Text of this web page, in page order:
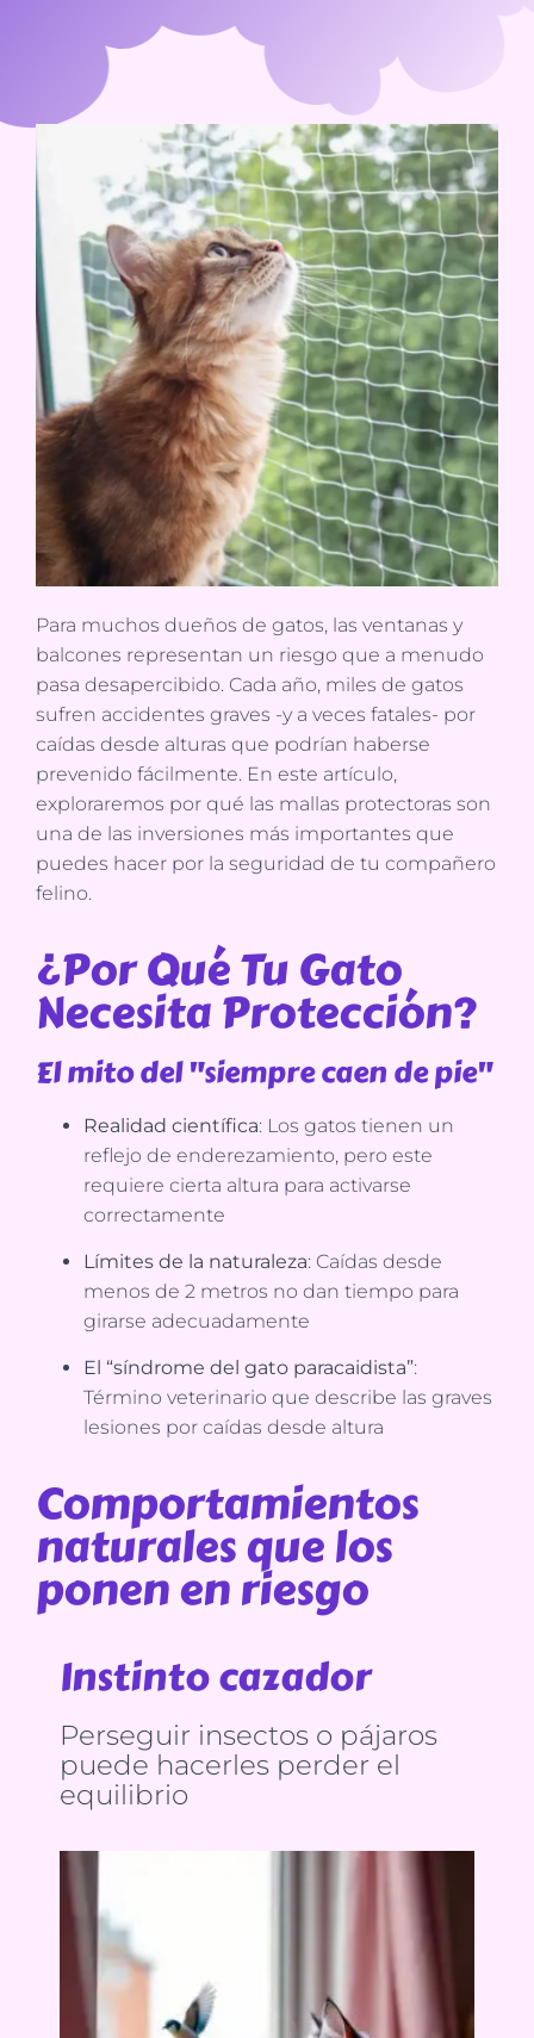
Para muchos dueños de gatos, las ventanas y
balcones representan un riesgo que a menudo
pasa desapercibido. Cada año, miles de gatos
sufren accidentes graves -y a veces fatales- por
caídas desde alturas que podrían haberse
prevenido fácilmente. En este artículo,
exploraremos por qué las mallas protectoras son
una de las inversiones más importantes que
puedes hacer por la seguridad de tu compañero
felino.
¿Por Qué Tu Gato
Necesita Protección?
El mito del "siempre caen de pie"
Realidad científica: Los gatos tienen un
reflejo de enderezamiento, pero este
requiere cierta altura para activarse
correctamente
Límites de la naturaleza: Caídas desde
menos de 2 metros no dan tiempo para
girarse adecuadamente
El “síndrome del gato paracaidista”:
Término veterinario que describe las graves
lesiones por caídas desde altura
Comportamientos
naturales que los
ponen en riesgo
Instinto cazador
Perseguir insectos o pájaros
puede hacerles perder el
equilibrio